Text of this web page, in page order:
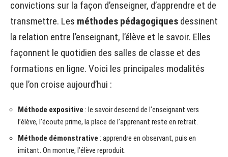
convictions sur la façon d’enseigner, d’apprendre et de
transmettre. Les méthodes pédagogiques dessinent
la relation entre l’enseignant, l’élève et le savoir. Elles
façonnent le quotidien des salles de classe et des
formations en ligne. Voici les principales modalités
que l’on croise aujourd’hui :
Méthode expositive : le savoir descend de l’enseignant vers
l’élève, l’écoute prime, la place de l’apprenant reste en retrait.
Méthode démonstrative : apprendre en observant, puis en
imitant. On montre, l’élève reproduit.